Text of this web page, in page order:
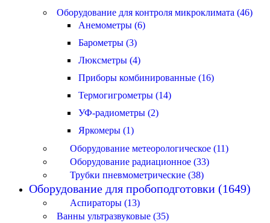
Оборудование для контроля микроклимата (46)
Анемометры (6)
Барометры (3)
Люксметры (4)
Приборы комбинированные (16)
Термогигрометры (14)
УФ-радиометры (2)
Яркомеры (1)
Оборудование метеорологическое (11)
Оборудование радиационное (33)
Трубки пневмометрические (38)
Оборудование для пробоподготовки (1649)
Аспираторы (13)
Ванны ультразвуковые (35)